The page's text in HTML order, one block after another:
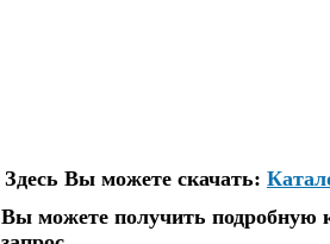
Здесь Вы можете скачать:
Вы можете получить подробную